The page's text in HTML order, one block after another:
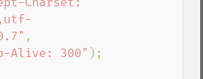
,
Alive: 300" );